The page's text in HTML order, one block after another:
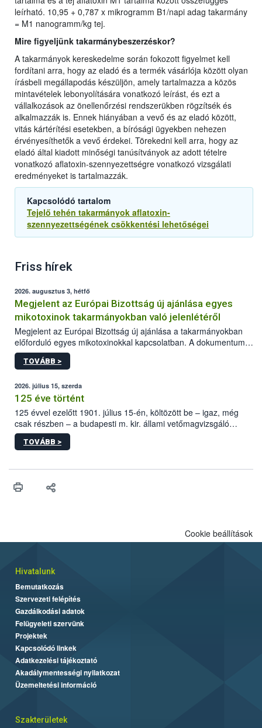
leírható. 10,95 + 0,787 x mikrogramm B1/napi adag takarmány
= M1 nanogramm/kg tej.
Mire figyeljünk takarmánybeszerzéskor?
A takarmányok kereskedelme során fokozott figyelmet kell
fordítani arra, hogy az eladó és a termék vásárlója között olyan
írásbeli megállapodás készüljön, amely tartalmazza a közös
mintavételek lebonyolítására vonatkozó leírást, és ezt a
vállalkozások az önellenőrzési rendszerükben rögzítsék és
alkalmazzák is. Ennek hiányában a vevő és az eladó között,
vitás kártérítési esetekben, a bírósági ügyekben nehezen
érvényesíthetők a vevő érdekei. Törekedni kell arra, hogy az
eladó által kiadott minőségi tanúsítványok az adott tételre
vonatkozó aflatoxin-szennyezettségre vonatkozó vizsgálati
eredményeket is tartalmazzák.
Kapcsolódó tartalom
Tejelő tehén takarmányok aflatoxin-
szennyezettségének csökkentési lehetőségei
Friss hírek
2026. augusztus 3, hétfő
Megjelent az Európai Bizottság új ajánlása egyes
mikotoxinok takarmányokban való jelenlétéről
Megjelent az Európai Bizottság új ajánlása a takarmányokban
előforduló egyes mikotoxinokkal kapcsolatban. A dokumentum
2027-től új irányértékek alkalmazását írja elő, és a jelenleg
hatályos uniós ajánlások helyébe lép.
TOVÁBB >
2026. július 15, szerda
125 éve történt
125 évvel ezelőtt 1901. július 15-én, költözött be – igaz, még
csak részben – a budapesti m. kir. állami vetőmagvizsgáló
állomás a Kis Rókus utca 15. szám alatti, Czigler Győző által
tervezett új épületébe.
TOVÁBB >
Cookie beállítások
Hivatalunk
Bemutatkozás
Szervezeti felépítés
Gazdálkodási adatok
Felügyeleti szervünk
Projektek
Kapcsolódó linkek
Adatkezelési tájékoztató
Akadálymentességi nyilatkozat
Üzemeltetési információ
Szakterületek